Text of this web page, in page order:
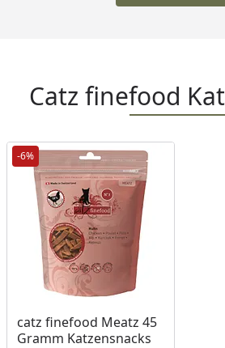
Catz finefood
-6%
catz finefood Meatz 45
Gramm Katzensnacks
Produkt nicht lieferbar